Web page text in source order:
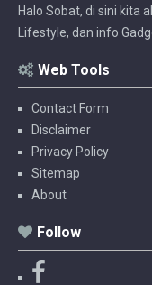
Halo Sobat, di sini kita
Lifestyle, dan info
Web Tools
Contact Form
Disclaimer
Privacy Policy
Sitemap
About
Follow